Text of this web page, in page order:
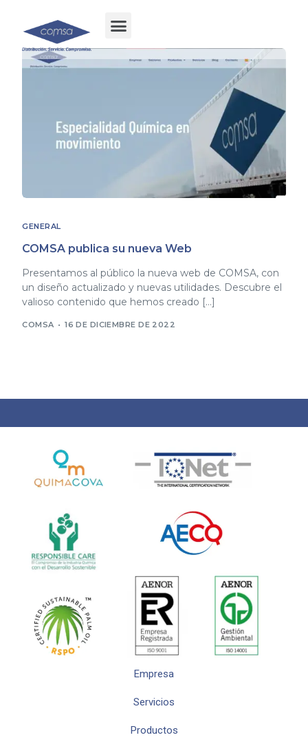
GENERAL
COMSA publica su nueva Web
Presentamos al público la nueva web de COMSA, con
un diseño actualizado y nuevas utilidades. Descubre el
valioso contenido que hemos creado […]
COMSA 16 DE DICIEMBRE DE 2022
Empresa
Servicios
Productos